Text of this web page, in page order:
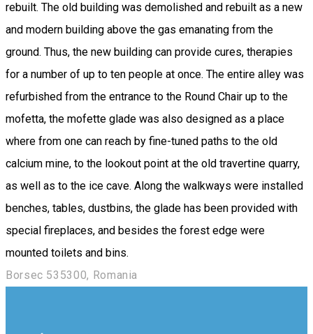
rebuilt. The old building was demolished and rebuilt as a new
and modern building above the gas emanating from the
ground. Thus, the new building can provide cures, therapies
for a number of up to ten people at once. The entire alley was
refurbished from the entrance to the Round Chair up to the
mofetta, the mofette glade was also designed as a place
where from one can reach by fine-tuned paths to the old
calcium mine, to the lookout point at the old travertine quarry,
as well as to the ice cave. Along the walkways were installed
benches, tables, dustbins, the glade has been provided with
special fireplaces, and besides the forest edge were
mounted toilets and bins.
Borsec 535300, Romania